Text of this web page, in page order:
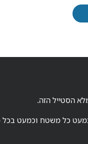
הסטייל הזה.
כל משטח וכמעט בכל